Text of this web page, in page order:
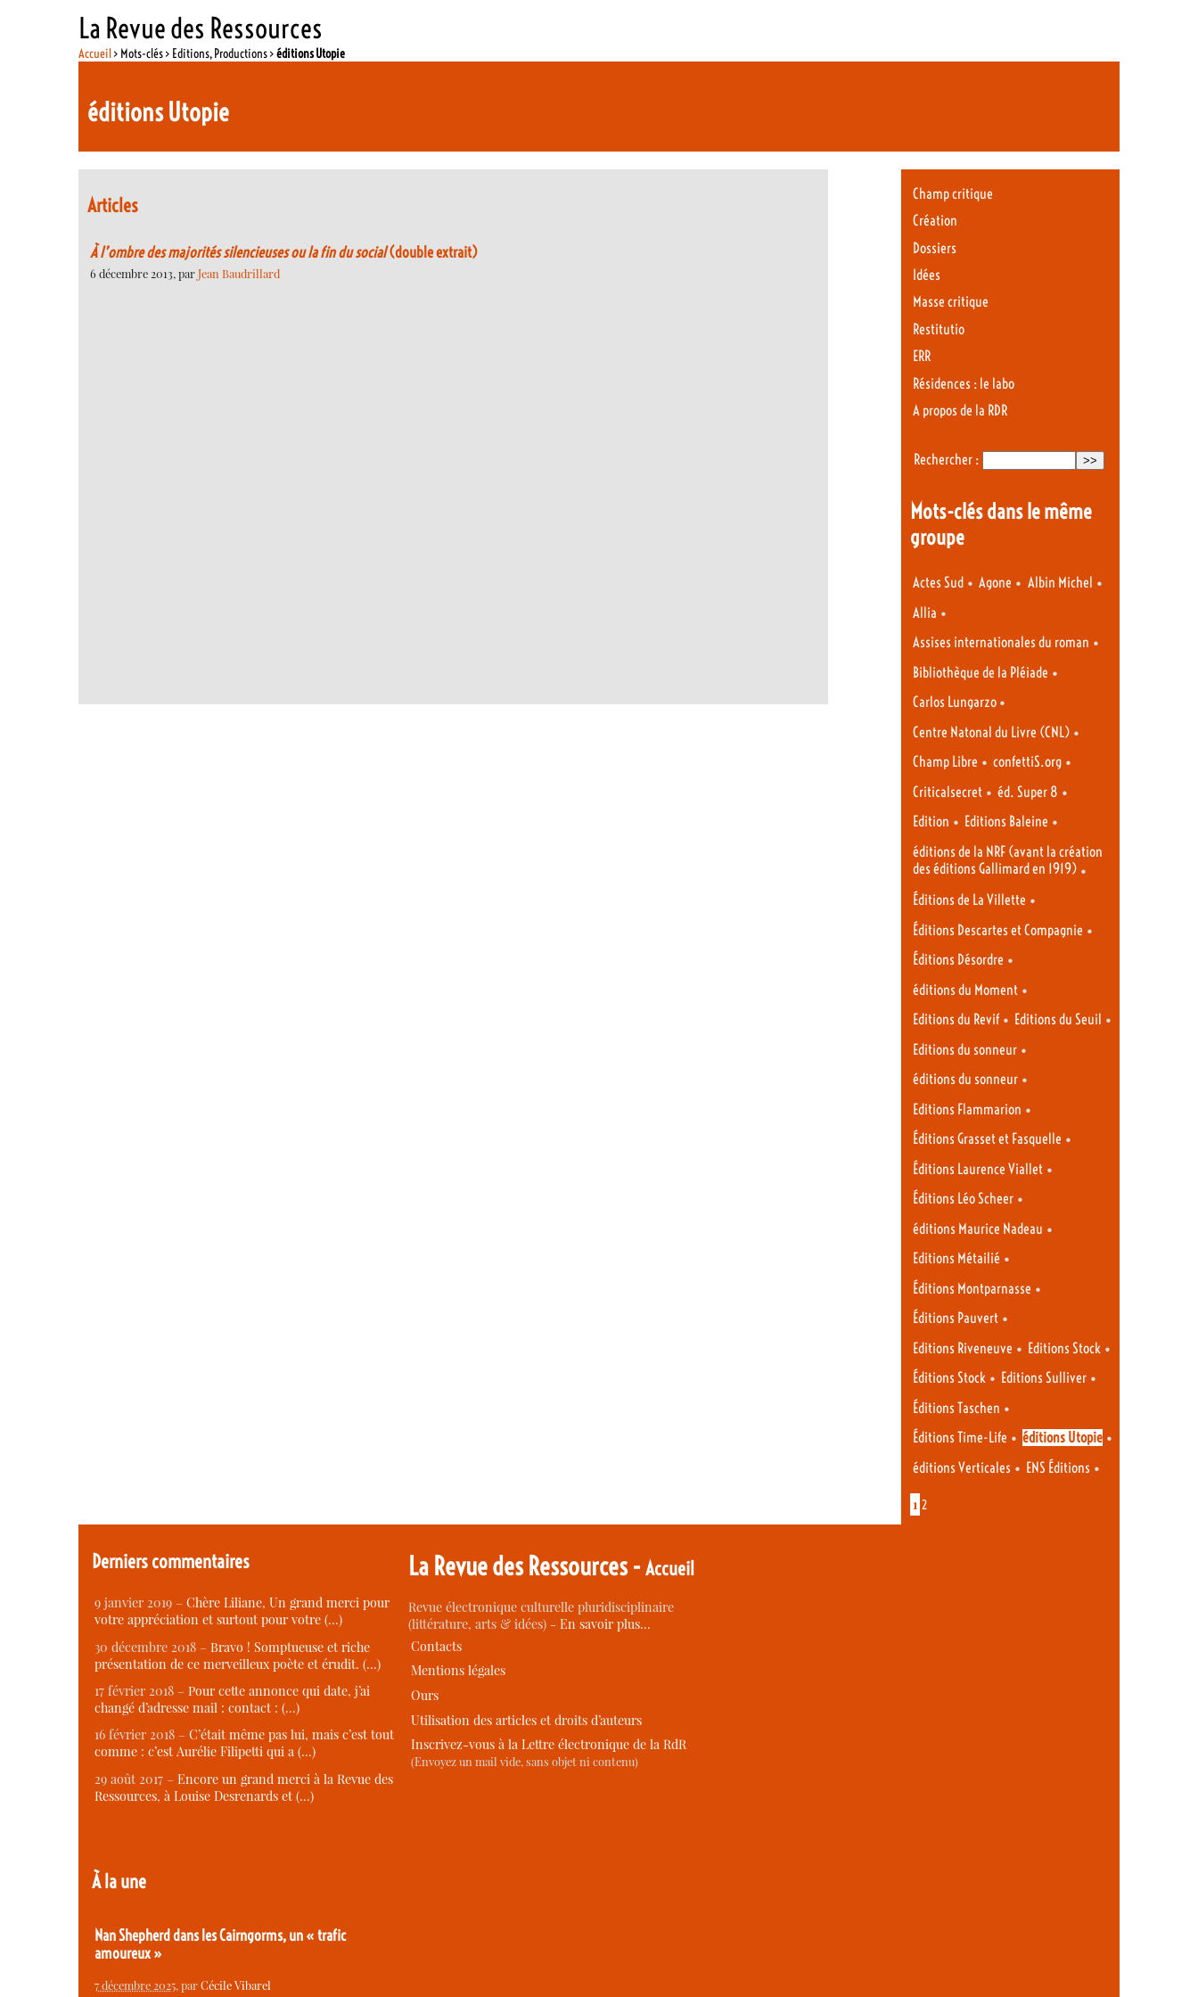
La Revue des Ressources
Accueil> Mots-clés > Editions, Productions >éditions Utopie
éditions Utopie
Articles
À l’ombre des majorités silencieuses ou la fin du social(double extrait)
6 décembre 2013, parJean Baudrillard
Champ critique
Création
Dossiers
Idées
Masse critique
Restitutio
ERR
Résidences : le labo
A propos de la RDR
Rechercher :
Mots-clés dans le même
groupe
Actes Sud • Agone • Albin Michel •
Allia •
Assises internationales du roman •
Bibliothèque de la Pléiade •
Carlos Lungarzo •
Centre Natonal du Livre (CNL) •
Champ Libre • confettiS.org •
Criticalsecret • éd. Super 8 •
Edition • Editions Baleine •
éditions de la NRF (avant la création
des éditions Gallimard en 1919) •
Éditions de La Villette •
Éditions Descartes et Compagnie •
Éditions Désordre •
éditions du Moment •
Editions du Revif • Editions du Seuil •
Editions du sonneur •
éditions du sonneur •
Editions Flammarion •
Éditions Grasset et Fasquelle •
Éditions Laurence Viallet •
Éditions Léo Scheer •
éditions Maurice Nadeau •
Editions Métailié •
Éditions Montparnasse •
Éditions Pauvert •
Editions Riveneuve • Editions Stock •
Éditions Stock • Editions Sulliver •
Éditions Taschen •
Éditions Time-Life • éditions Utopie •
éditions Verticales • ENS Éditions •
1 2
Derniers commentaires
9 janvier 2019 – Chère Liliane, Un grand merci pour
votre appréciation et surtout pour votre (…)
30 décembre 2018 – Bravo ! Somptueuse et riche
présentation de ce merveilleux poète et érudit. (…)
17 février 2018 – Pour cette annonce qui date, j’ai
changé d’adresse mail : contact : (…)
16 février 2018 – C’était même pas lui, mais c’est tout
comme : c’est Aurélie Filipetti qui a (…)
29 août 2017 – Encore un grand merci à la Revue des
Ressources, à Louise Desrenards et (…)
À la une
Nan Shepherd dans les Cairngorms, un « trafic
amoureux »
7 décembre 2025, parCécile Vibarel
La Revue des Ressources -Accueil
Revue électronique culturelle pluridisciplinaire
(littérature, arts & idées) -En savoir plus…
Contacts
Mentions légales
Ours
Utilisation des articles et droits d’auteurs
Inscrivez-vous à la Lettre électronique de la RdR
(Envoyez un mail vide, sans objet ni contenu)